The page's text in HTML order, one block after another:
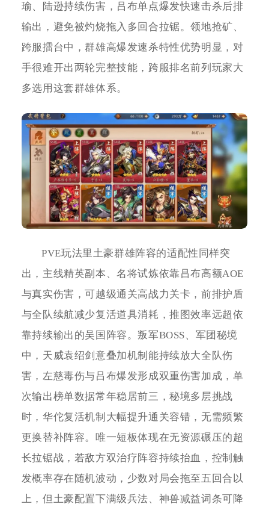
瑜、陆逊持续伤害，吕布单点爆发快速击杀后排
输出，避免被灼烧拖入多回合拉锯。领地抢矿、
跨服擂台中，群雄高爆发速杀特性优势明显，对
手很难开出两轮完整技能，跨服排名前列玩家大
多选用这套群雄体系。
PVE玩法里土豪群雄阵容的适配性同样突
出，主线精英副本、名将试炼依靠吕布高额AOE
与真实伤害，可越级通关高战力关卡，前排护盾
与全队续航减少复活道具消耗，推图效率远超依
靠持续输出的吴国阵容。叛军BOSS、军团秘境
中，天威袁绍剑意叠加机制能持续放大全队伤
害，左慈毒伤与吕布爆发形成双重伤害加成，单
次输出榜单数据常年稳居前三，秘境多层挑战
时，华佗复活机制大幅提升通关容错，无需频繁
更换替补阵容。唯一短板体现在无资源碾压的超
长拉锯战，若敌方双治疗阵容持续抬血，控制触
发概率存在随机波动，少数对局会拖至五回合以
上，但土豪配置下满级兵法、神兽减益词条可降